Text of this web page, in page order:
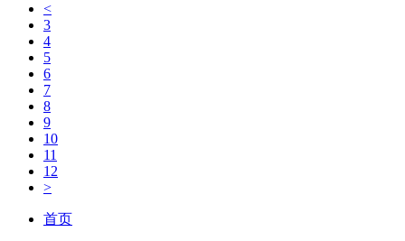
<
3
4
5
6
7
8
9
10
11
12
>
首页